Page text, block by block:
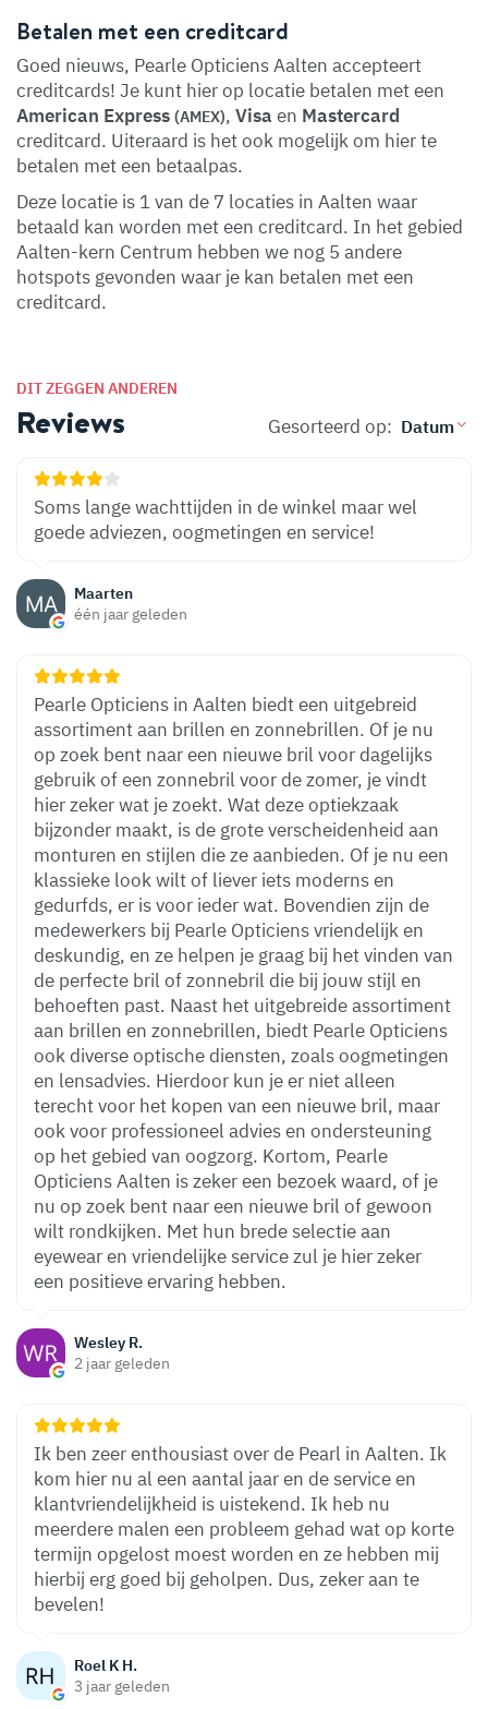
Betalen met een creditcard
Goed nieuws, Pearle Opticiens Aalten accepteert
creditcards! Je kunt hier op locatie betalen met een
American Express (AMEX), Visa en Mastercard
creditcard. Uiteraard is het ook mogelijk om hier te
betalen met een betaalpas.
Deze locatie is 1 van de 7 locaties in Aalten waar
betaald kan worden met een creditcard. In het gebied
Aalten-kern Centrum hebben we nog 5 andere
hotspots gevonden waar je kan betalen met een
creditcard.
DIT ZEGGEN ANDEREN
Reviews Gesorteerd op:
Maarten
één jaar geleden
Soms lange wachttijden in de winkel maar wel
goede adviezen, oogmetingen en service!
Wesley R.
2 jaar geleden
Pearle Opticiens in Aalten biedt een uitgebreid
assortiment aan brillen en zonnebrillen. Of je nu
op zoek bent naar een nieuwe bril voor dagelijks
gebruik of een zonnebril voor de zomer, je vindt
hier zeker wat je zoekt. Wat deze optiekzaak
bijzonder maakt, is de grote verscheidenheid aan
monturen en stijlen die ze aanbieden. Of je nu een
klassieke look wilt of liever iets moderns en
gedurfds, er is voor ieder wat. Bovendien zijn de
medewerkers bij Pearle Opticiens vriendelijk en
deskundig, en ze helpen je graag bij het vinden van
de perfecte bril of zonnebril die bij jouw stijl en
behoeften past. Naast het uitgebreide assortiment
aan brillen en zonnebrillen, biedt Pearle Opticiens
ook diverse optische diensten, zoals oogmetingen
en lensadvies. Hierdoor kun je er niet alleen
terecht voor het kopen van een nieuwe bril, maar
ook voor professioneel advies en ondersteuning
op het gebied van oogzorg. Kortom, Pearle
Opticiens Aalten is zeker een bezoek waard, of je
nu op zoek bent naar een nieuwe bril of gewoon
wilt rondkijken. Met hun brede selectie aan
eyewear en vriendelijke service zul je hier zeker
een positieve ervaring hebben.
Roel K H.
3 jaar geleden
Ik ben zeer enthousiast over de Pearl in Aalten. Ik
kom hier nu al een aantal jaar en de service en
klantvriendelijkheid is uistekend. Ik heb nu
meerdere malen een probleem gehad wat op korte
termijn opgelost moest worden en ze hebben mij
hierbij erg goed bij geholpen. Dus, zeker aan te
bevelen!